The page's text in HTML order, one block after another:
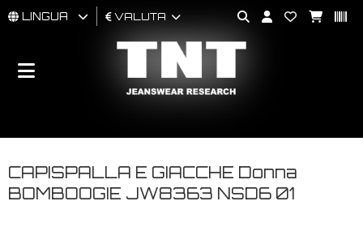
UOMO
BRAND
LINGUA VALUTA
CAPISPALLA E GIACCHE Donna
BOMBOOGIE JW8363 NSD6 01